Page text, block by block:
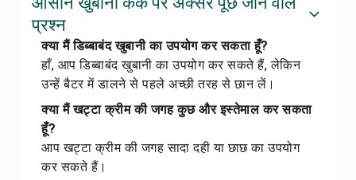
प्रश्न
क्या मैं डिब्बाबंद खुबानी का उपयोग कर सकता हूँ?
हाँ, आप डिब्बाबंद खुबानी का उपयोग कर सकते हैं, लेकिन
उन्हें बैटर में डालने से पहले अच्छी तरह से छान लें।
क्या मैं खट्टा क्रीम की जगह कुछ और इस्तेमाल कर सकता
हूँ?
आप खट्टा क्रीम की जगह सादा दही या छाछ का उपयोग
कर सकते हैं।